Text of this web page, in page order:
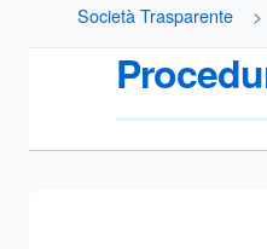
Società Trasparente